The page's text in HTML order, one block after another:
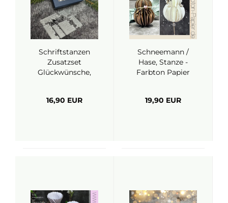
Schriftstanzen
Zusatzset
Glückwünsche,
16,90 EUR
Schneemann /
Hase, Stanze -
Farbton Papier
19,90 EUR